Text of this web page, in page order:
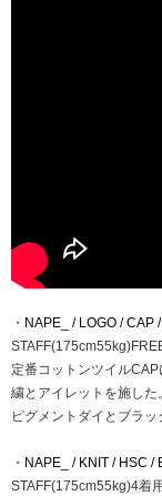
・ NAPE_ / LOGO / CAP
定番コットンツイル
繍とアイレットを施した。
ピグメントダイとブラッ
・ NAPE_ / KNIT / HSC /
STAFF(175cm55kg)4着用